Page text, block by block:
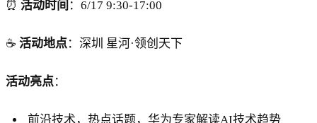
⏰ 活动时间 ：6/17 9:30-17:00
☕️ 活动地点：深圳 星河·领创天下
活动亮点：
前沿技术，热点话题，华为专家解读AI技术趋势